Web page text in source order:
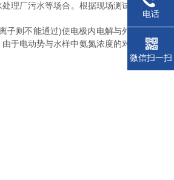
理厂污水等场合。根据现场测试
则不能通过)使电极内电解与外
于电动势与水样中氨氮浓度的对
电话
微信扫一扫